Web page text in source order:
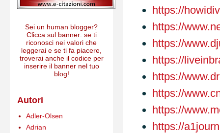
https://
https://
https://
https://
https://
https://
https://
https://
Sei un human blogger?
Clicca sul banner: se ti
riconosci nei valori che
leggerai e se ti fa piacere,
troverai anche il codice per
inserire il banner nel tuo
blog!
Autori
Adler-Olsen
Adrian